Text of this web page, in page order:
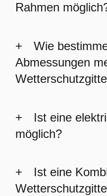
Rahmen
Wie
Abmessungen
Ist eine
möglich?
Ist eine